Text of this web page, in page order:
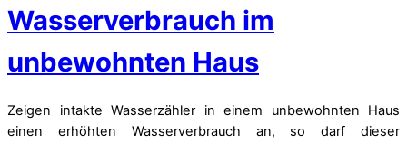
Wasserverbrauch im
unbewohnten Haus
Zeigen intakte Wasserzähler in einem unbewohnten Haus
einen erhöhten Wasserverbrauch an, so darf dieser